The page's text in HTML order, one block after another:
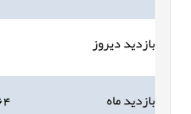
بازدید دیروز
بازدید ماه